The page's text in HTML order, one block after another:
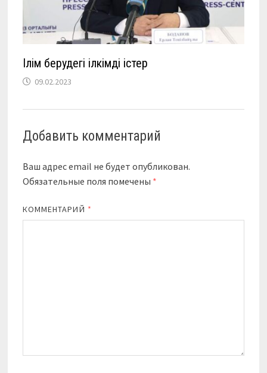
Ілім берудегі ілкімді істер
09.02.2023
Добавить комментарий
Ваш адрес email не будет опубликован.
Обязательные поля помечены *
КОММЕНТАРИЙ *